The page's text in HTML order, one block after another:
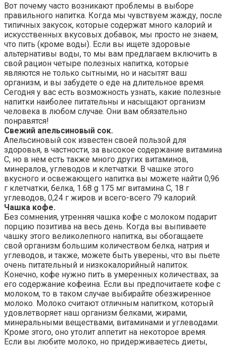
Вот почему часто возникают проблемы в выборе
правильного напитка. Когда мы чувствуем жажду, после
типичных закусок, которые содержат много калорий и
искусственных вкусовых добавок, мы просто не знаем,
что пить (кроме воды). Если вы ищете здоровые
альтернативы воды, то мы вам предлагаем включить в
свой рацион четыре полезных напитка, которые
являются не только сытными, но и насытят ваш
организм, и вы забудете о еде на длительное время.
Сегодня у вас есть возможность узнать, какие полезные
напитки наиболее питательны и насыщают организм
человека в любом случае. Они вам обязательно
понравятся!
Свежий апельсиновый сок.
Апельсиновый сок известен своей пользой для
здоровья, в частности, за высокое содержание витамина
C, но в нем есть также много других витаминов,
минералов, углеводов и клетчатки. В чашке этого
вкусного и освежающего напитка вы можете найти 0,96
г клетчатки, белка, 1.68 g 175 мг витамина С, 18 г
углеводов, 0,24 г жиров и всего-всего 79 калорий.
Чашка кофе.
Без сомнения, утренняя чашка кофе с молоком подарит
порцию позитива на весь день. Когда вы выпиваете
чашку этого великолепного напитка, вы обогащаете
свой организм большим количеством белка, натрия и
углеводов, и также, можете быть уверены, что вы пьете
очень питательный и низкокалорийный напиток.
Конечно, кофе нужно пить в умеренных количествах, за
его содержание кофеина. Если вы предпочитаете кофе с
молоком, то в таком случае выбирайте обезжиренное
молоко. Молоко считают отличным напитком, который
удовлетворяет наш организм белками, жирами,
минеральными веществами, витаминами и углеводами.
Кроме этого, оно утолит аппетит на некоторое время.
Если вы любите молоко, но придерживаетесь диеты,